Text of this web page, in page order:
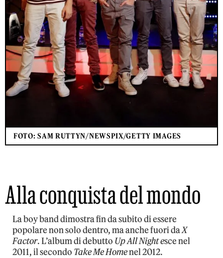
FOTO: SAM RUTTYN/NEWSPIX/GETTY IMAGES
Alla conquista del mondo
La boy band dimostra fin da subito di essere
popolare non solo dentro, ma anche fuori daX
Factor. L’album di debutto Up All Night esce nel
2011, il secondo Take Me Homenel 2012.